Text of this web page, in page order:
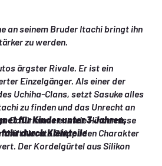
an seinem Bruder Itachi bringt ihn
zu werden.
ärgster Rivale. Er ist ein
Einzelgänger. Als einer der
Uchiha-Clans, setzt Sasuke alles
zu finden und das Unrecht an
Dafür muss er viele Hindernisse
Naruto Shippuden Charakter
Der Kordelgürtel aus Silikon
für Kinder unter 3 Jahren,
durch Kleinteile